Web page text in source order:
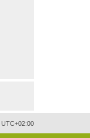
UTC+02:00